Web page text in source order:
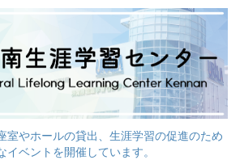
室やホールの貸出、生涯学習の促進のため
イベントを開催しています。